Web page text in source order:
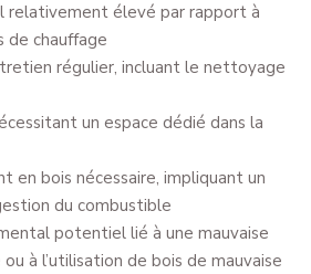
relativement élevé par rapport à
de chauffage
régulier, incluant le nettoyage
un espace dédié dans la
en bois nécessaire, impliquant un
du combustible
potentiel lié à une mauvaise
à l’utilisation de bois de mauvaise